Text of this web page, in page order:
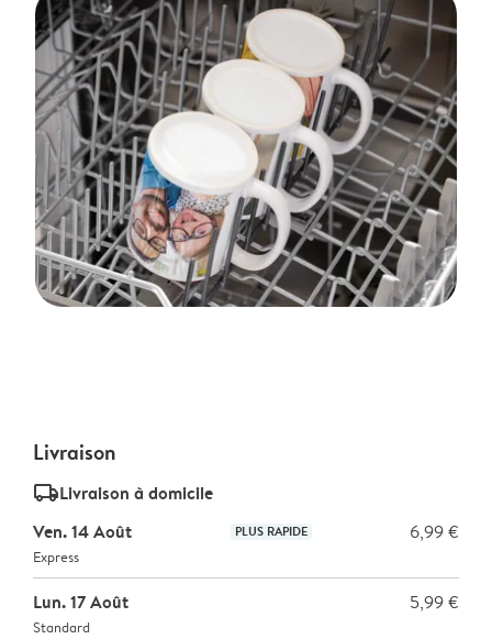
Livraison
delivery_standard_v2Livraison à domicile
Ven. 14 Août
PLUS RAPIDE 6,99 €
Express
Lun. 17 Août 5,99 €
Standard